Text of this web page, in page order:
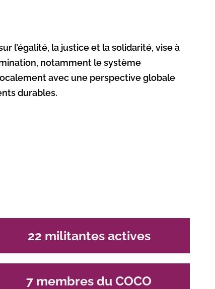
l’égalité, la justice et la solidarité, vise à
notamment le système
avec une perspective globale
durables.
22 militantes actives
7 membres du COCO